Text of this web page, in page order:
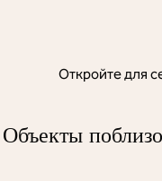
Откройте для
Объекты